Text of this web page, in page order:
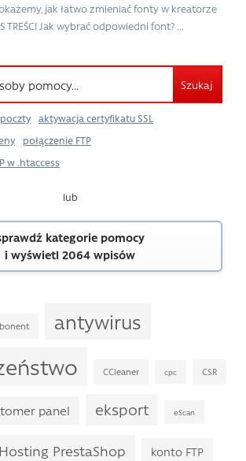
jak łatwo zmieniać fonty w kreatorze
TREŚCI Jak wybrać odpowiedni font? ...
Szukaj
aktywacja certyfikatu SSL
połączenie FTP
w .htaccess
lub
kategorie pomocy
i wyświetl 2064 wpisów
antywirus
CCleaner cpc CSR
panel eksport eScan
Hosting PrestaShop konto FTP